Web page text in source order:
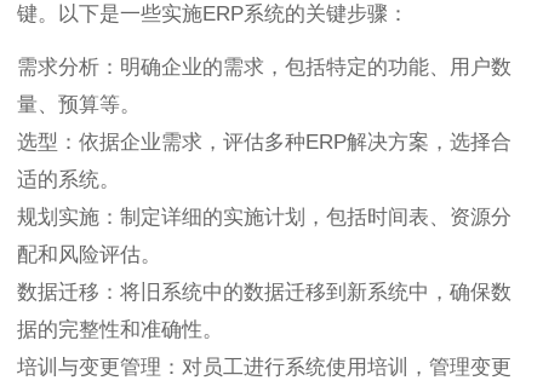
键。以下是一些实施ERP系统的关键步骤：
需求分析：明确企业的需求，包括特定的功能、用户数
量、预算等。
选型：依据企业需求，评估多种ERP解决方案，选择合
适的系统。
规划实施：制定详细的实施计划，包括时间表、资源分
配和风险评估。
数据迁移：将旧系统中的数据迁移到新系统中，确保数
据的完整性和准确性。
培训与变更管理：对员工进行系统使用培训，管理变更